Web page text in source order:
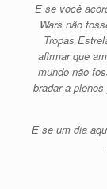
E se você
Wars não
Tropas
afirmar que
mundo não
bradar a
E se um dia